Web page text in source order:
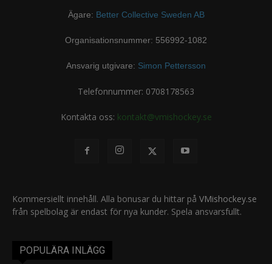
Ägare: Better Collective Sweden AB
Organisationsnummer: 556992-1082
Ansvarig utgivare: Simon Pettersson
Telefonnummer: 0708178563
Kontakta oss: kontakt@vmishockey.se
Kommersiellt innehåll. Alla bonusar du hittar på VMishockey.se
från spelbolag är endast för nya kunder. Spela ansvarsfullt.
POPULÄRA INLÄGG